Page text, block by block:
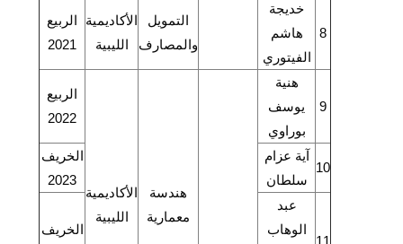
8
خديجة
هاشم
الفيتوري
التمويل
والمصارف
الأكاديمية
الليبية
الربيع
2021
9
هنية
يوسف
بوراوي
هندسة
معمارية
الأكاديمية
الليبية
الربيع
2022
10
آية عزام
سلطان
الخريف
2023
11
عبد
الوهاب
الخريف